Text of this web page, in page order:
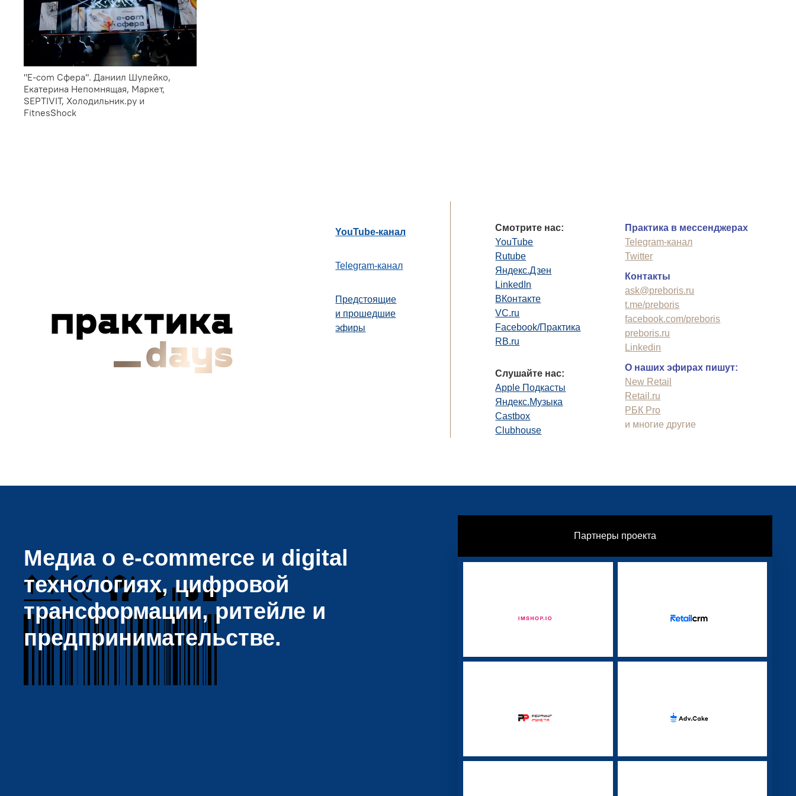
"E-com Сфера". Даниил Шулейко,
Екатерина Непомнящая, Маркет,
SEPTIVIT, Холодильник.ру и
FitnesShock
YouTube-канал
Telegram-канал
Предстоящие
и прошедшие
эфиры
Смотрите нас:
YouTube
Rutube
Яндекс.Дзен
LinkedIn
ВКонтакте
VC.ru
Facebook/Практика
RB.ru
Слушайте нас:
Apple Подкасты
Яндекс.Музыка
Castbox
Clubhouse
Практика в мессенджерах
Telegram-канал
Twitter
Контакты
ask@preboris.ru
t.me/preboris
facebook.com/preboris
preboris.ru
Linkedin
О наших эфирах пишут:
New Retail
Retail.ru
РБК Pro
и многие другие
Партнеры проекта
Медиа о e-commerce и digital
технологиях, цифровой
трансформации, ритейле и
предпринимательстве.